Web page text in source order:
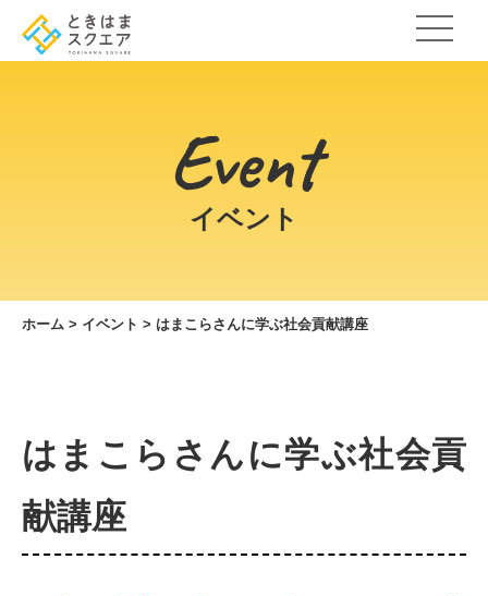
Event
イベント
ホーム > イベント > はまこらさんに学ぶ社会貢献講座
はまこらさんに学ぶ社会貢
献講座